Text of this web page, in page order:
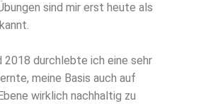
sind mir erst heute als
2018 durchlebte ich eine sehr
meine Basis auch auf
wirklich nachhaltig zu